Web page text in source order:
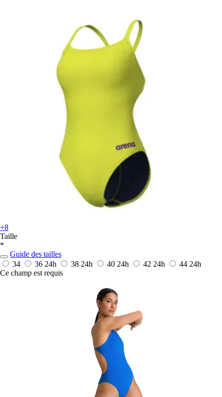
+8
Taille
*
Guide des tailles
34
36 24h 38 24h 40 24h 42 24h 44 24h
Ce champ est requis